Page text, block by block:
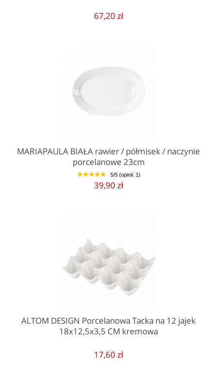
67,20 zł
MARIAPAULA BIAŁA rawier / półmisek / naczynie
porcelanowe 23cm
1 2 3 4 5 5/5 (opinii: 1)
39,90 zł
ALTOM DESIGN Porcelanowa Tacka na 12 jajek
18x12,5x3,5 CM kremowa
17,60 zł